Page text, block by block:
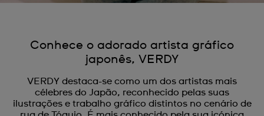
Conhece o adorado artista gráfico
japonês, VERDY
VERDY destaca-se como um dos artistas mais
célebres do Japão, reconhecido pelas suas
ilustrações e trabalho gráfico distintos no cenário de